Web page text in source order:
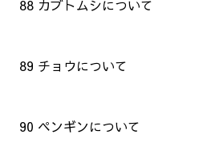
88 カブトムシについて
89 チョウについて
90 ペンギンについて